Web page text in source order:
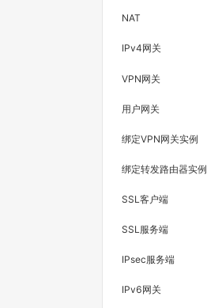
NAT
IPv4网关
VPN网关
用户网关
绑定VPN网关实例
绑定转发路由器实例
SSL客户端
SSL服务端
IPsec服务端
IPv6网关